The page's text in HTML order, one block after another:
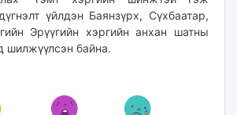
үйлдэн Баянзүрх, Сүхбаатар,
Эрүүгийн хэргийн анхан шатны
шилжүүлсэн байна.